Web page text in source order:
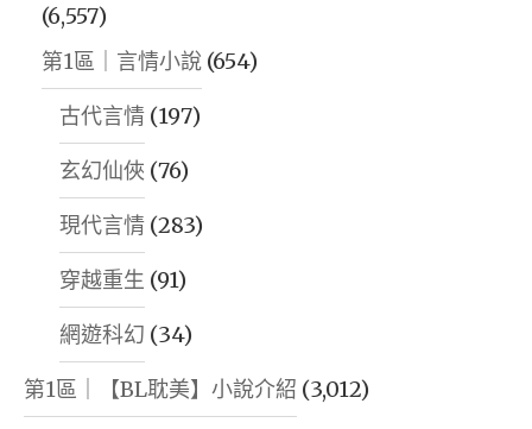
(6,557)
第1區｜言情小說 (654)
古代言情 (197)
玄幻仙俠 (76)
現代言情 (283)
穿越重生 (91)
網遊科幻 (34)
第1區｜【BL耽美】小說介紹 (3,012)